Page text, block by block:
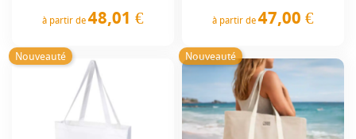
à partir de 48,01 € à partir de 47,00 €
Nouveauté Nouveauté